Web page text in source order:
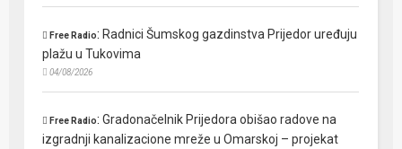
Free Radio: Radnici Šumskog gazdinstva Prijedor uređuju
plažu u Tukovima
04/08/2026
Free Radio:Gradonačelnik Prijedora obišao radove na
izgradnji kanalizacione mreže u Omarskoj – projekat